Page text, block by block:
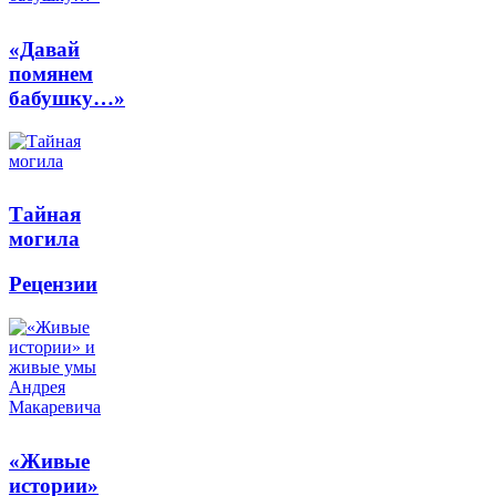
«Давай
помянем
бабушку…»
Тайная
могила
Рецензии
«Живые
истории»